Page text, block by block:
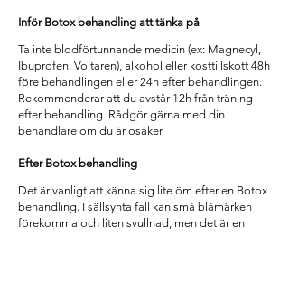
Inför Botox behandling att tänka på
Ta inte blodförtunnande medicin (ex: Magnecyl,
Ibuprofen, Voltaren), alkohol eller kosttillskott 48h
före behandlingen eller 24h efter behandlingen.
Rekommenderar att du avstår 12h från träning
efter behandling. Rådgör gärna med din
behandlare om du är osäker.
Efter Botox behandling
Det är vanligt att känna sig lite öm efter en Botox
behandling. I sällsynta fall kan små blåmärken
förekomma och liten svullnad, men det är en